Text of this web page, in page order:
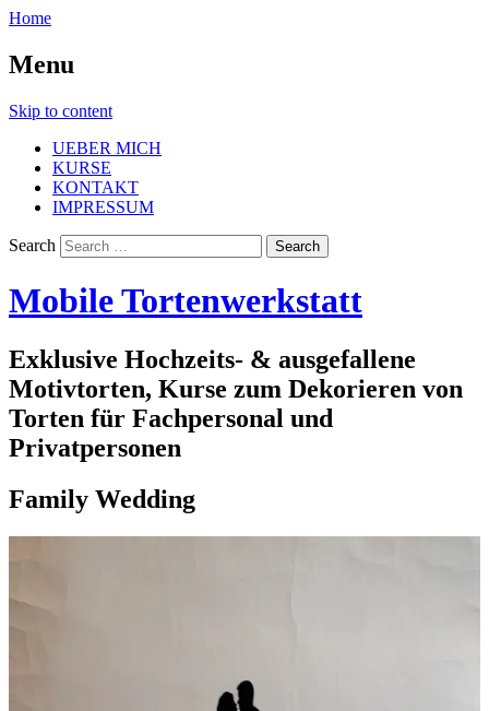
Home
Menu
Skip to content
UEBER MICH
KURSE
KONTAKT
IMPRESSUM
Search
Mobile Tortenwerkstatt
Exklusive Hochzeits- & ausgefallene
Motivtorten, Kurse zum Dekorieren von
Torten für Fachpersonal und
Privatpersonen
Family Wedding